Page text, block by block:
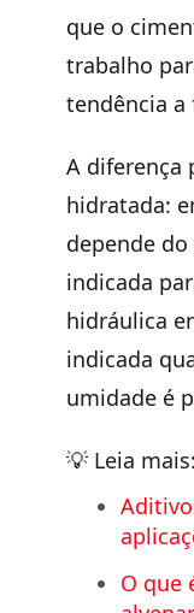
que o
trabalho
tendência a
A diferença
hidratada:
depende
indicada
hidráulica
indicada
umidade é
💡 Leia mais:
O que